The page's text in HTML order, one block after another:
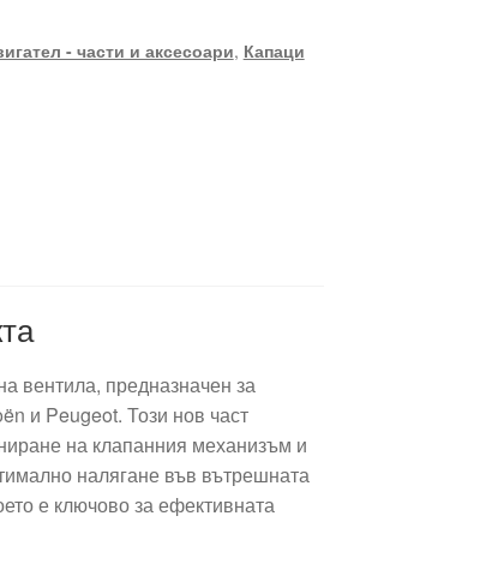
- части и аксесоари, Капаци
вентила, предназначен за
и Peugeot. Този нов част
на клапанния механизъм и
налягане във вътрешната
е ключово за ефективната